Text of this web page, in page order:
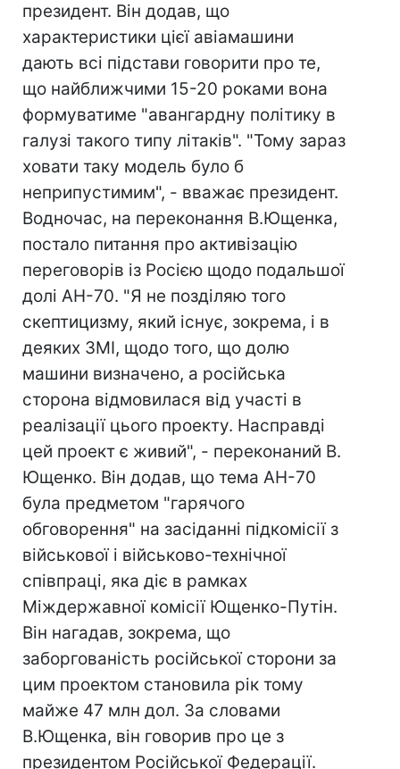
президент. Він додав, що
характеристики цієї авіамашини
дають всі підстави говорити про те,
що найближчими 15-20 роками вона
формуватиме "авангардну політику в
галузі такого типу літаків". "Тому зараз
ховати таку модель було б
неприпустимим", - вважає президент.
Водночас, на переконання В.Ющенка,
постало питання про активізацію
переговорів із Росією щодо подальшої
долі АН-70. "Я не позділяю того
скептицизму, який існує, зокрема, і в
деяких ЗМІ, щодо того, що долю
машини визначено, а російська
сторона відмовилася від участі в
реалізації цього проекту. Насправді
цей проект є живий", - переконаний В.
Ющенко. Він додав, що тема АН-70
була предметом "гарячого
обговорення" на засіданні підкомісії з
військової і військово-технічної
співпраці, яка діє в рамках
Міждержавної комісії Ющенко-Путін.
Він нагадав, зокрема, що
заборгованість російської сторони за
цим проектом становила рік тому
майже 47 млн дол. За словами
В.Ющенка, він говорив про це з
президентом Російської Федерації.